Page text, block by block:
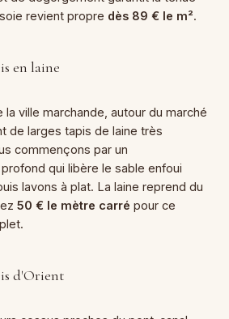
revient propre dès 89 € le m².
en laine
la ville marchande, autour du marché
de larges tapis de laine très
commençons par un
qui libère le sable enfoui
lavons à plat. La laine reprend du
50 € le mètre carré pour ce
d'Orient